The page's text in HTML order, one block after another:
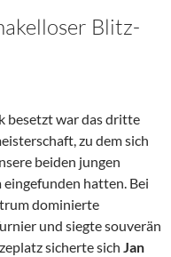
Blitz-
besetzt war das dritte
zu dem sich
beiden jungen
hatten. Bei
dominierte
und siegte souverän
sicherte sich Jan